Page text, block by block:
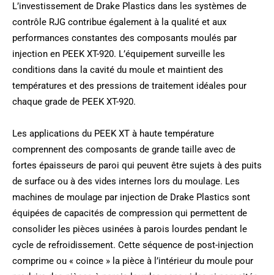
L’investissement de Drake Plastics dans les systèmes de
contrôle RJG contribue également à la qualité et aux
performances constantes des composants moulés par
injection en PEEK XT-920. L’équipement surveille les
conditions dans la cavité du moule et maintient des
températures et des pressions de traitement idéales pour
chaque grade de PEEK XT-920.
Les applications du PEEK XT à haute température
comprennent des composants de grande taille avec de
fortes épaisseurs de paroi qui peuvent être sujets à des puits
de surface ou à des vides internes lors du moulage. Les
machines de moulage par injection de Drake Plastics sont
équipées de capacités de compression qui permettent de
consolider les pièces usinées à parois lourdes pendant le
cycle de refroidissement. Cette séquence de post-injection
comprime ou « coince » la pièce à l’intérieur du moule pour